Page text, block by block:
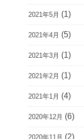
2021年5月 (1)
2021年4月 (5)
2021年3月 (1)
2021年2月 (1)
2021年1月 (4)
2020年12月 (6)
2020年11月 (2)